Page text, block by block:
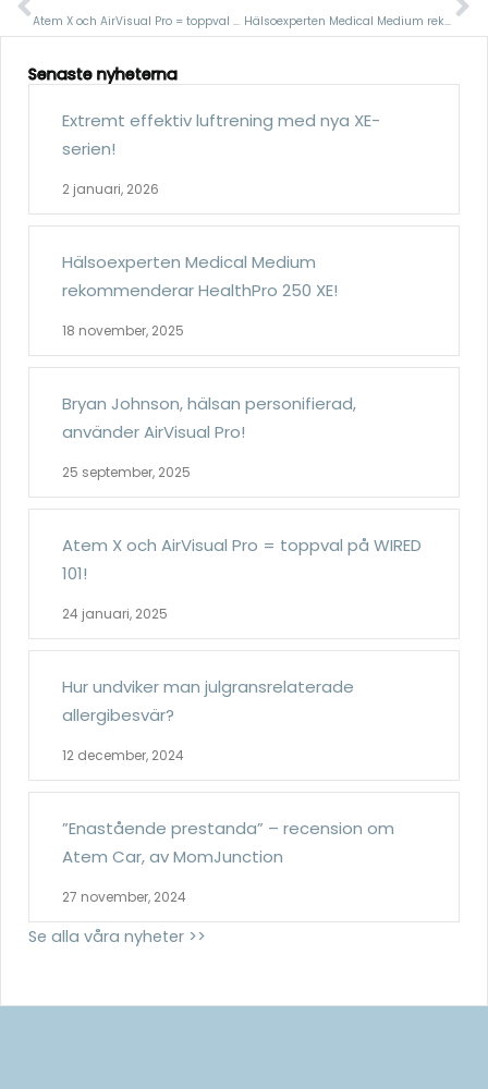
Atem X och AirVisual Pro = toppval på WIRED 101! Hälsoexperten Medical Medium rekommenderar HealthPro 250 XE!
Senaste nyheterna
Extremt effektiv luftrening med nya XE-
serien!
2 januari, 2026
Hälsoexperten Medical Medium
rekommenderar HealthPro 250 XE!
18 november, 2025
Bryan Johnson, hälsan personifierad,
använder AirVisual Pro!
25 september, 2025
Atem X och AirVisual Pro = toppval på WIRED
101!
24 januari, 2025
Hur undviker man julgransrelaterade
allergibesvär?
12 december, 2024
”Enastående prestanda” – recension om
Atem Car, av MomJunction
27 november, 2024
Se alla våra nyheter >>